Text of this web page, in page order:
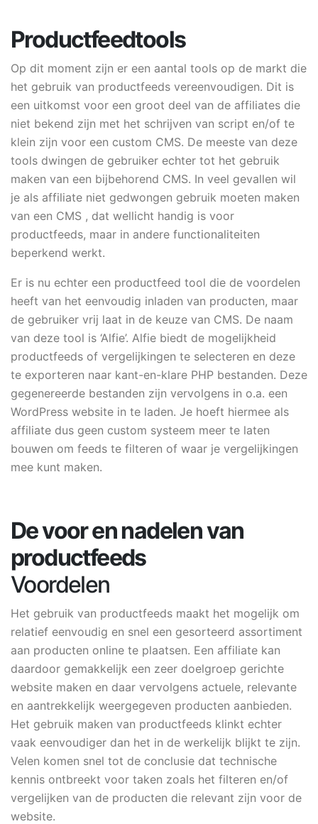
Productfeedtools
Op dit moment zijn er een aantal tools op de markt die
het gebruik van productfeeds vereenvoudigen. Dit is
een uitkomst voor een groot deel van de affiliates die
niet bekend zijn met het schrijven van script en/of te
klein zijn voor een custom CMS. De meeste van deze
tools dwingen de gebruiker echter tot het gebruik
maken van een bijbehorend CMS. In veel gevallen wil
je als affiliate niet gedwongen gebruik moeten maken
van een CMS , dat wellicht handig is voor
productfeeds, maar in andere functionaliteiten
beperkend werkt.
Er is nu echter een productfeed tool die de voordelen
heeft van het eenvoudig inladen van producten, maar
de gebruiker vrij laat in de keuze van CMS. De naam
van deze tool is ‘Alfie’. Alfie biedt de mogelijkheid
productfeeds of vergelijkingen te selecteren en deze
te exporteren naar kant-en-klare PHP bestanden. Deze
gegenereerde bestanden zijn vervolgens in o.a. een
WordPress website in te laden. Je hoeft hiermee als
affiliate dus geen custom systeem meer te laten
bouwen om feeds te filteren of waar je vergelijkingen
mee kunt maken.
De voor en nadelen van
productfeeds
Voordelen
Het gebruik van productfeeds maakt het mogelijk om
relatief eenvoudig en snel een gesorteerd assortiment
aan producten online te plaatsen. Een affiliate kan
daardoor gemakkelijk een zeer doelgroep gerichte
website maken en daar vervolgens actuele, relevante
en aantrekkelijk weergegeven producten aanbieden.
Het gebruik maken van productfeeds klinkt echter
vaak eenvoudiger dan het in de werkelijk blijkt te zijn.
Velen komen snel tot de conclusie dat technische
kennis ontbreekt voor taken zoals het filteren en/of
vergelijken van de producten die relevant zijn voor de
website.